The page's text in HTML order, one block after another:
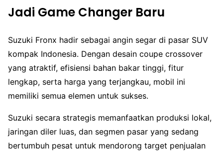
Jadi Game Changer Baru
Suzuki Fronx hadir sebagai angin segar di pasar SUV
kompak Indonesia. Dengan desain coupe crossover
yang atraktif, efisiensi bahan bakar tinggi, fitur
lengkap, serta harga yang terjangkau, mobil ini
memiliki semua elemen untuk sukses.
Suzuki secara strategis memanfaatkan produksi lokal,
jaringan diler luas, dan segmen pasar yang sedang
bertumbuh pesat untuk mendorong target penjualan